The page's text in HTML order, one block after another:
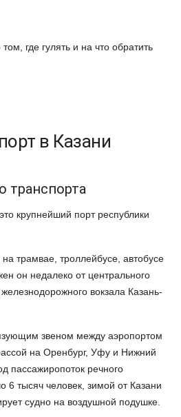
где гулять и на что обратить
в Казани
транспорта
крупнейший порт республики
трамвае, троллейбусе, автобусе
он недалеко от центрального
железнодорожного вокзала Казань-
звеном между аэропортом
на Оренбург, Уфу и Нижний
пассажиропоток речного
6 тысяч человек, зимой от Казани
судно на воздушной подушке.